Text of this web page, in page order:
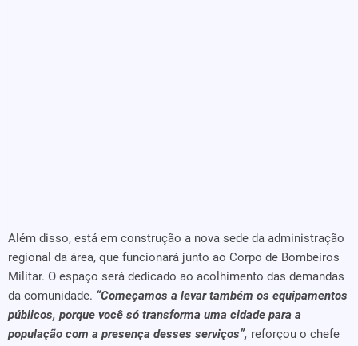
Além disso, está em construção a nova sede da administração
regional da área, que funcionará junto ao Corpo de Bombeiros
Militar. O espaço será dedicado ao acolhimento das demandas
da comunidade. “Começamos a levar também os equipamentos
públicos, porque você só transforma uma cidade para a
população com a presença desses serviços”, reforçou o chefe